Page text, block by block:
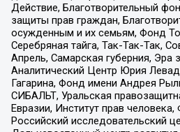
Действие, Благотворительный
защиты прав граждан,
осужденным и их семьям, Фонд
Серебряная тайга, Так-Так-Так,
Апрель, Самарская губерния, Эра
Аналитический Центр Юрия
Гагарина, Фонд имени Андрея
СИБАЛЬТ, Уральская
Евразии, Институт прав
Российский исследовательский